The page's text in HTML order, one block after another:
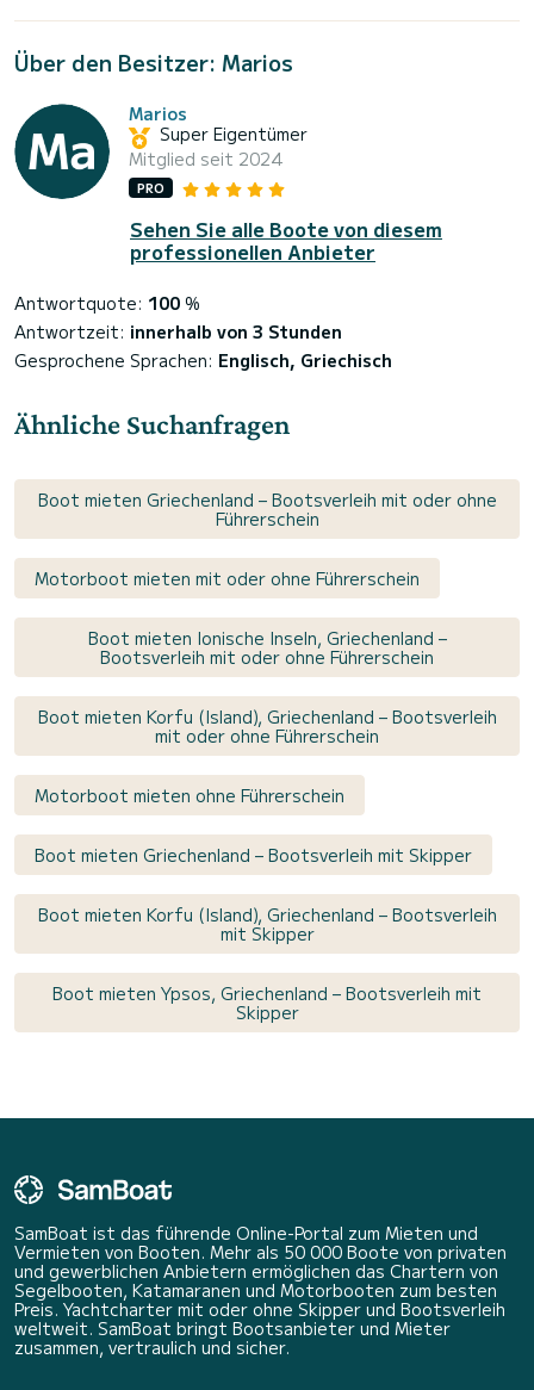
Über den Besitzer: Marios
Marios
Super Eigentümer
Mitglied seit 2024
PRO
Sehen Sie alle Boote von diesem
professionellen Anbieter
Antwortquote: 100 %
Antwortzeit: innerhalb von 3 Stunden
Gesprochene Sprachen: Englisch, Griechisch
Ähnliche Suchanfragen
Boot mieten Griechenland – Bootsverleih mit oder ohne
Führerschein
Motorboot mieten mit oder ohne Führerschein
Boot mieten Ionische Inseln, Griechenland –
Bootsverleih mit oder ohne Führerschein
Boot mieten Korfu (Island), Griechenland – Bootsverleih
mit oder ohne Führerschein
Motorboot mieten ohne Führerschein
Boot mieten Griechenland – Bootsverleih mit Skipper
Boot mieten Korfu (Island), Griechenland – Bootsverleih
mit Skipper
Boot mieten Ypsos, Griechenland – Bootsverleih mit
Skipper
SamBoat ist das führende Online-Portal zum Mieten und
Vermieten von Booten. Mehr als 50 000 Boote von privaten
und gewerblichen Anbietern ermöglichen das Chartern von
Segelbooten, Katamaranen und Motorbooten zum besten
Preis. Yachtcharter mit oder ohne Skipper und Bootsverleih
weltweit. SamBoat bringt Bootsanbieter und Mieter
zusammen, vertraulich und sicher.